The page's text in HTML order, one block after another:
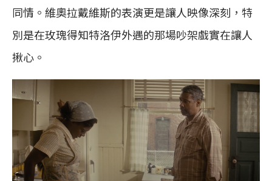
同情。維奧拉戴維斯的表演更是讓人映像深刻，特
別是在玫瑰得知特洛伊外遇的那場吵架戲實在讓人
揪心。